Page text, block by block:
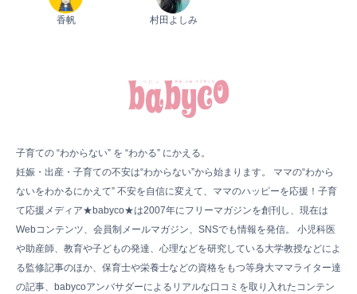
香帆 村田よしみ
子育ての “わからない” を “わかる” にかえる。
妊娠・出産・子育ての不安は“わからない”から始まります。 ママの“わから
ないをわかるにかえて” 不安を自信に変えて、ママのハッピーを応援！子育
て応援メディア★babyco★は2007年にフリーマガジンを創刊し、現在は
Webコンテンツ、会員制メールマガジン、SNSでも情報を発信。 小児科医
や助産師、教育や子どもの発達、心理などを研究している大学教授などによ
る監修記事のほか、保育士や栄養士などの資格をもつ等身大ママライター達
の記事、babycoアンバサダーによるリアルな口コミを取り入れたコンテン